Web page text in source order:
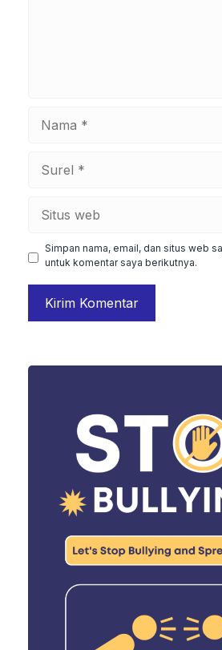
web
Simpan nama, email, dan situs web
untuk komentar saya berikutnya.